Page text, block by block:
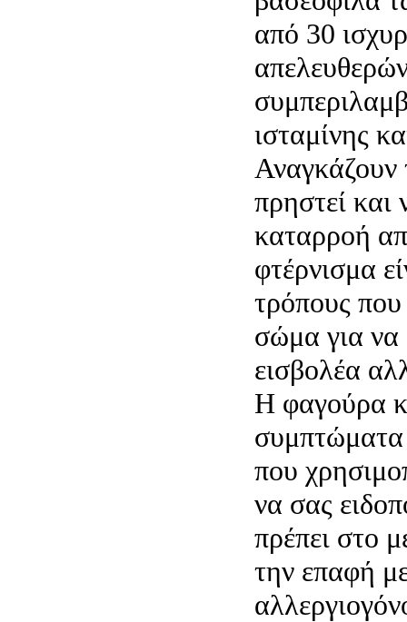
από 30
ισταμίνης
Αναγκάζουν
πρηστεί και
καταρροή
φτέρνισμα
τρόπους που
σώμα για να
εισβολέα
Η φαγούρα
συμπτώματα
που
να σας
πρέπει στο
την επαφή